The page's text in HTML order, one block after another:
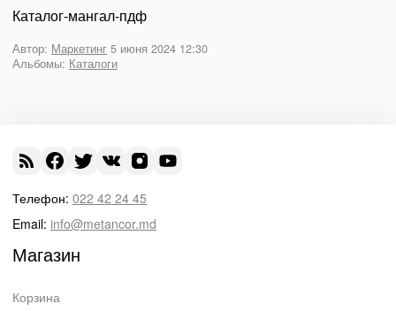
Каталог-мангал-пдф
Автор: Маркетинг 5 июня 2024 12:30
Альбомы: Каталоги
Телефон: 022 42 24 45
Email: info@metancor.md
Магазин
Корзина